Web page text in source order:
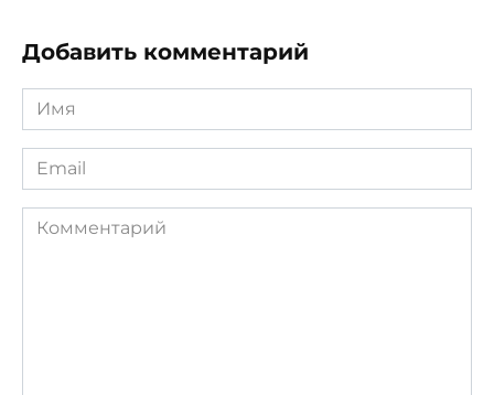
Добавить комментарий
Имя
*
Email
*
Комментарий